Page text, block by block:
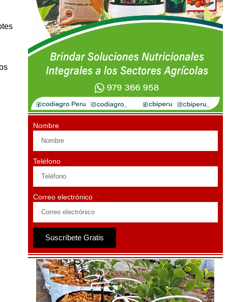
Nombre
Teléfono
Correo electrónico
Suscríbete Gratis